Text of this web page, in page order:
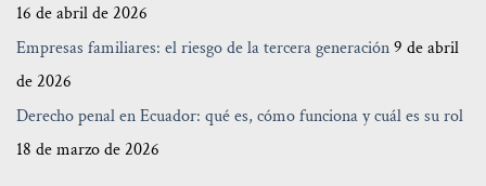
16 de abril de 2026
Empresas familiares: el riesgo de la tercera generación9 de abril
de 2026
Derecho penal en Ecuador: qué es, cómo funciona y cuál es su rol
18 de marzo de 2026